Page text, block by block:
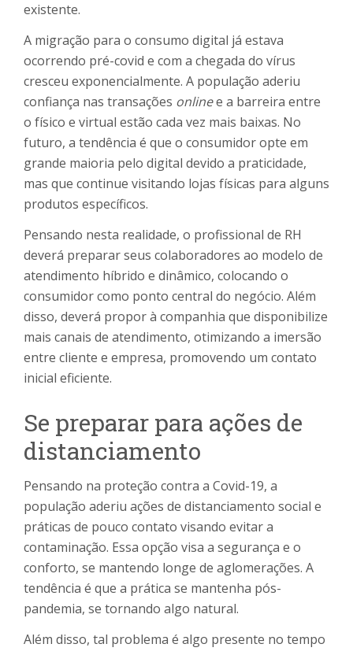
existente.
A migração para o consumo digital já estava
ocorrendo pré-covid e com a chegada do vírus
cresceu exponencialmente. A população aderiu
confiança nas transações onlinee a barreira entre
o físico e virtual estão cada vez mais baixas. No
futuro, a tendência é que o consumidor opte em
grande maioria pelo digital devido a praticidade,
mas que continue visitando lojas físicas para alguns
produtos específicos.
Pensando nesta realidade, o profissional de RH
deverá preparar seus colaboradores ao modelo de
atendimento híbrido e dinâmico, colocando o
consumidor como ponto central do negócio. Além
disso, deverá propor à companhia que disponibilize
mais canais de atendimento, otimizando a imersão
entre cliente e empresa, promovendo um contato
inicial eficiente.
Se preparar para ações de
distanciamento
Pensando na proteção contra a Covid-19, a
população aderiu ações de distanciamento social e
práticas de pouco contato visando evitar a
contaminação. Essa opção visa a segurança e o
conforto, se mantendo longe de aglomerações. A
tendência é que a prática se mantenha pós-
pandemia, se tornando algo natural.
Além disso, tal problema é algo presente no tempo